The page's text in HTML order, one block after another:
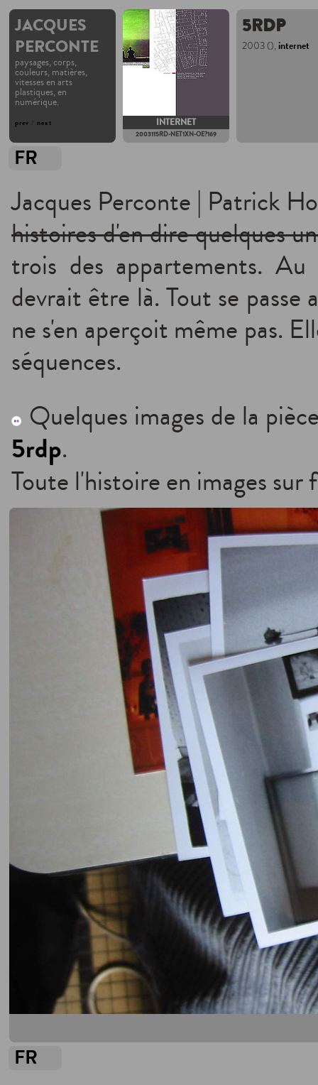
JACQUES
PERCONTE
paysages, corps,
couleurs, matières,
vitesses en arts
plastiques, en
numérique.
prev next INTERNET
2003115RD-NET1XN-OE?169
5RDP
2003 (), internet
FR
Jacques Perconte | Patrick
histoires d'en dire quelques
trois des appartements.
devrait être là. Tout se passe
ne s'en aperçoit même pas.
séquences.
Quelques images de la
5rdp.
Toute l'histoire en images
FR